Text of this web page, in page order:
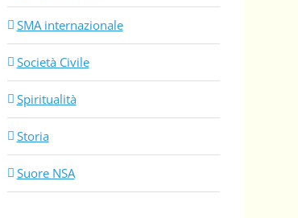
SMA internazionale
Società Civile
Spiritualità
Storia
Suore NSA